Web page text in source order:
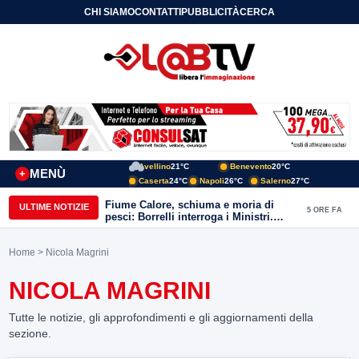
CHI SIAMOCONTATTIPUBBLICITÀCERCA
MENÙ
+
Avellino21°C Benevento20°C
Caserta24°C Napoli26°C Salerno27°C
ULTIME NOTIZIE
Fiume Calore, schiuma e moria di
pesci: Borrelli interroga i Ministri.
“Benevento paga l’assenza del
5 ORE FA
Home > Nicola Magrini
NICOLA MAGRINI
Tutte le notizie, gli approfondimenti e gli aggiornamenti della
sezione.